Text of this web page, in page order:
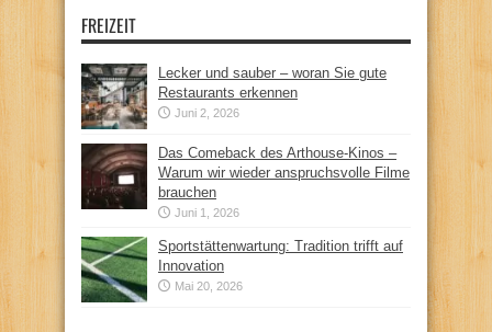
FREIZEIT
Lecker und sauber – woran Sie gute
Restaurants erkennen
Juni 2, 2026
Das Comeback des Arthouse-Kinos –
Warum wir wieder anspruchsvolle Filme
brauchen
Juni 1, 2026
Sportstättenwartung: Tradition trifft auf
Innovation
Mai 20, 2026